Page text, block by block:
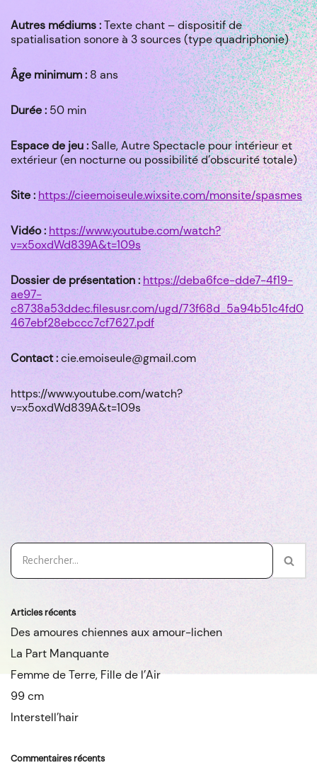
Autres médiums :Texte chant – dispositif de
spatialisation sonore à 3 sources (type quadriphonie)
Âge minimum : 8 ans
Durée : 50 min
Espace de jeu :Salle, Autre Spectacle pour intérieur et
extérieur (en nocturne ou possibilité d’obscurité totale)
Site : https://cieemoiseule.wixsite.com/monsite/spasmes
Vidéo : https://www.youtube.com/watch?
v=x5oxdWd839A&t=109s
Dossier de présentation : https://deba6fce-dde7-4f19-
ae97-
c8738a53ddec.filesusr.com/ugd/73f68d_5a94b51c4fd0
467ebf28ebccc7cf7627.pdf
Contact :cie.emoiseule@gmail.com
https://www.youtube.com/watch?
v=x5oxdWd839A&t=109s
Articles récents
Des amoures chiennes aux amour-lichen
La Part Manquante
Femme de Terre, Fille de l’Air
99 cm
Interstell’hair
Commentaires récents